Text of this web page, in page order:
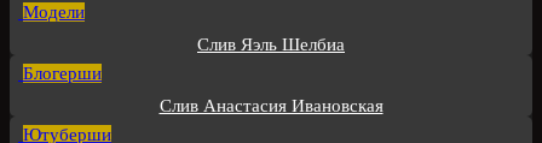
Модели
Слив Яэль Шелбиа
Блогерши
Слив Анастасия Ивановская
Ютуберши